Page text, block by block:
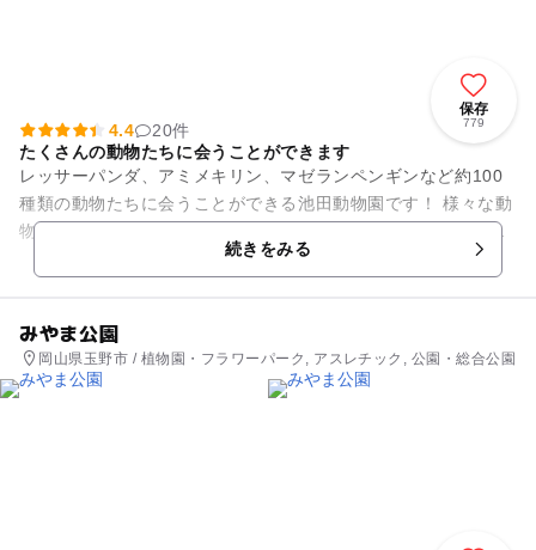
保存
779
4.4
20件
たくさんの動物たちに会うことができます
レッサーパンダ、アミメキリン、マゼランペンギンなど約100
種類の動物たちに会うことができる池田動物園です！ 様々な動
物たちを見近に見るだけでなく、ふれあい広場ではヒヨコやウ
続きをみる
みやま公園
岡山県玉野市 / 植物園・フラワーパーク, アスレチック, 公園・総合公園